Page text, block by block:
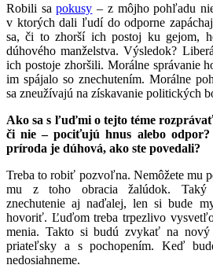
Robili sapokusy – z môjho pohľadu
v ktorých dali ľudí do odporne
sa, či to zhorší ich postoj ku gejom,
dúhového manželstva. Výsledok?
ich postoje zhoršili. Morálne správanie
im spájalo so znechutením. Morálne
sa zneužívajú na získavanie politických
Ako sa s ľuďmi o tejto téme
či nie – pociťujú hnus alebo
príroda je dúhová, ako ste povedali?
Treba to robiť pozvoľna. Nemôžete mu
mu z toho obracia žalúdok. Taký
znechutenie aj naďalej, len si bude
hovoriť. Ľuďom treba trpezlivo
menia. Takto si budú zvykať na
priateľsky a s pochopením. Keď
nedosiahneme.